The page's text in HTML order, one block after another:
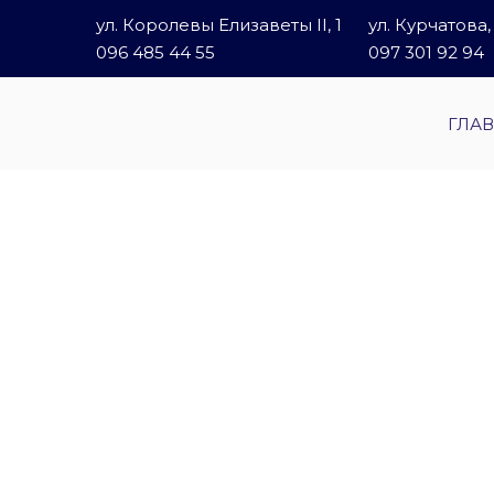
ул. Королевы Елизаветы ІІ, 1
096 485 44 55
ул. Курчатова,
097 301 92 94